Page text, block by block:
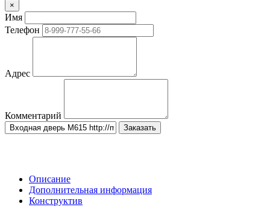
×
Имя
Телефон
Адрес
Комментарий
Заказать
Описание
Дополнительная информация
Конструктив